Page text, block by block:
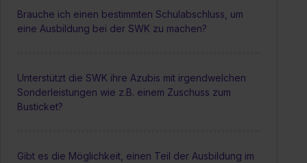
Brauche ich einen bestimmten Schulabschluss, um
eine Ausbildung bei der SWK zu machen?
Unterstützt die SWK ihre Azubis mit irgendwelchen
Sonderleistungen wie z.B. einem Zuschuss zum
Busticket?
Gibt es die Möglichkeit, einen Teil der Ausbildung im